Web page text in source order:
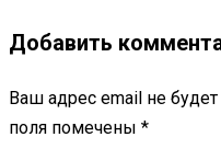
Добавить
Ваш адрес email не
поля помечены *